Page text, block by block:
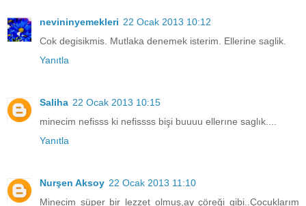
nevininyemekleri 22 Ocak 2013 10:12
Cok degisikmis. Mutlaka denemek isterim. Ellerine saglik.
Yanıtla
Saliha 22 Ocak 2013 10:15
minecim nefisss ki nefissss bişi buuuu ellerıne saglık....
Yanıtla
Nurşen Aksoy 22 Ocak 2013 11:10
Minecim süper bir lezzet olmuş,ay çöreği gibi..Çocuklarım